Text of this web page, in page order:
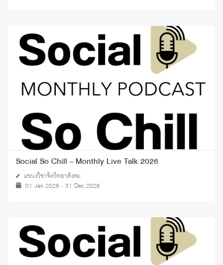
Social So Chill – Monthly Live Talk 2026
แขนงวิชาจิตวิทยาสังคม
01 Jan 2026 - 31 Dec 2026